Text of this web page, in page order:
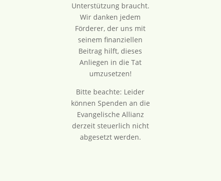
Unterstützung braucht.
Wir danken jedem
Förderer, der uns mit
seinem finanziellen
Beitrag hilft, dieses
Anliegen in die Tat
umzusetzen!
Bitte beachte: Leider
können Spenden an die
Evangelische Allianz
derzeit steuerlich nicht
abgesetzt werden.